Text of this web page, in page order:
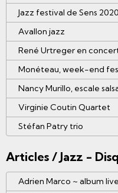
Jazz festival de Sens 2020
Avallon jazz
René Urtreger en
Monéteau, week-end
Nancy Murillo, escale
Virginie Coutin Quartet
Stéfan Patry trio
Articles / Jazz -
Adrien Marco ~ album live